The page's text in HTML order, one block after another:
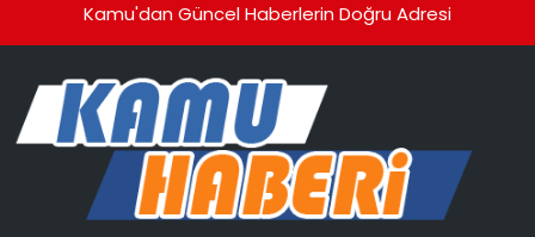
Kamu'dan Güncel Haberlerin Doğru Adresi